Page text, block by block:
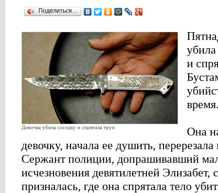
Поделиться…
Девочка убила соседку и спрятала труп
и
Она
девочку, начала ее душить,
Сержант полиции, допрашивавший
исчезновения девятилетней Элизабет,
призналась, где она спрятала тело